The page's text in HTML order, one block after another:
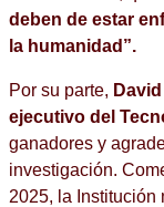
deben de estar
la humanidad”.
Por su parte,
ejecutivo del
ganadores y
investigación.
2025, la Institución